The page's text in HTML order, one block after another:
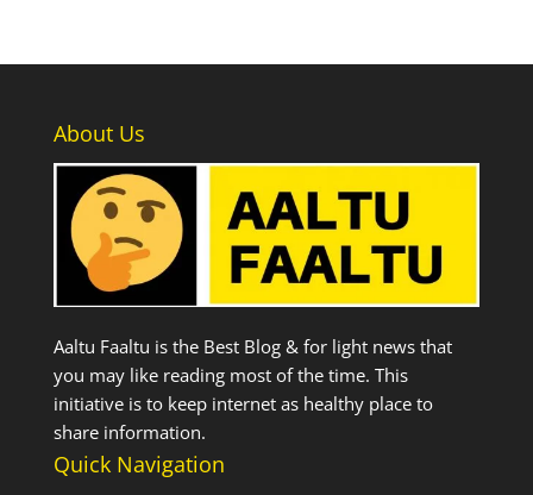
About Us
Aaltu Faaltu is the Best Blog & for light news that
you may like reading most of the time. This
initiative is to keep internet as healthy place to
share information.
Quick Navigation